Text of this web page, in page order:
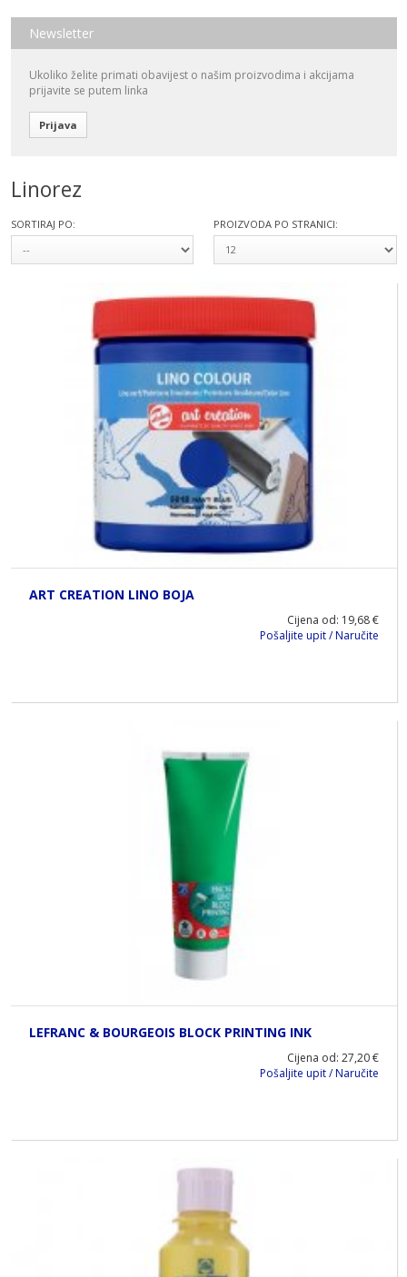
Newsletter
Ukoliko želite primati obavijest o našim proizvodima i akcijama
prijavite se putem linka
Prijava
Linorez
SORTIRAJ PO: PROIZVODA PO STRANICI:
ART CREATION LINO BOJA
Cijena od: 19,68 €
Pošaljite upit / Naručite
LEFRANC & BOURGEOIS BLOCK PRINTING INK
Cijena od: 27,20 €
Pošaljite upit / Naručite